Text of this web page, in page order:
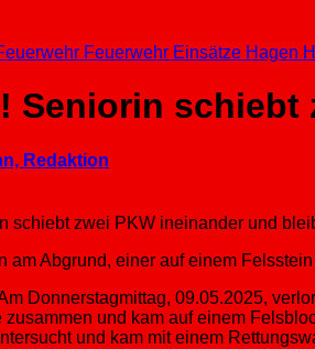
Feuerwehr Einsätze Hagen
Seniorin
Redaktion
am Abgrund, einer auf einem
Donnerstagmittag, 09.05.2025,
und kam auf einem
und kam mit einem